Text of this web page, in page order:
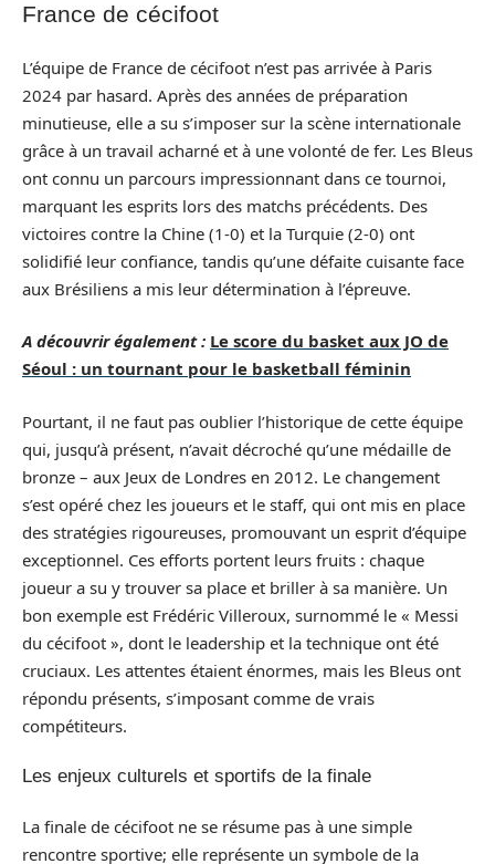
France de cécifoot
L’équipe de France de cécifoot n’est pas arrivée à Paris
2024 par hasard. Après des années de préparation
minutieuse, elle a su s’imposer sur la scène internationale
grâce à un travail acharné et à une volonté de fer. Les Bleus
ont connu un parcours impressionnant dans ce tournoi,
marquant les esprits lors des matchs précédents. Des
victoires contre la Chine (1-0) et la Turquie (2-0) ont
solidifié leur confiance, tandis qu’une défaite cuisante face
aux Brésiliens a mis leur détermination à l’épreuve.
A découvrir également : Le score du basket aux JO de
Séoul : un tournant pour le basketball féminin
Pourtant, il ne faut pas oublier l’historique de cette équipe
qui, jusqu’à présent, n’avait décroché qu’une médaille de
bronze – aux Jeux de Londres en 2012. Le changement
s’est opéré chez les joueurs et le staff, qui ont mis en place
des stratégies rigoureuses, promouvant un esprit d’équipe
exceptionnel. Ces efforts portent leurs fruits : chaque
joueur a su y trouver sa place et briller à sa manière. Un
bon exemple est Frédéric Villeroux, surnommé le « Messi
du cécifoot », dont le leadership et la technique ont été
cruciaux. Les attentes étaient énormes, mais les Bleus ont
répondu présents, s’imposant comme de vrais
compétiteurs.
Les enjeux culturels et sportifs de la finale
La finale de cécifoot ne se résume pas à une simple
rencontre sportive; elle représente un symbole de la